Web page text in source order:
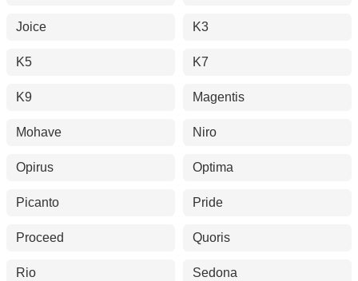
Joice K3
K5 K7
K9 Magentis
Mohave Niro
Opirus Optima
Picanto Pride
Proceed Quoris
Rio Sedona